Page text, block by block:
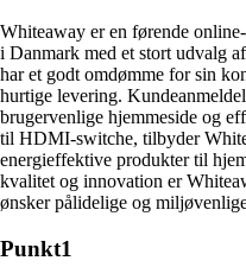
Whiteaway er en førende
i Danmark med et stort udvalg
har et godt omdømme for sin
hurtige levering.
brugervenlige hjemmeside og
til HDMI-switche, tilbyder
energieffektive produkter til
kvalitet og innovation er
ønsker pålidelige og
Punkt1